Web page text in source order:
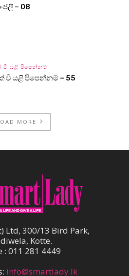
– 08
වී යළි පිපෙන්නම්
වී යළි පිපෙන්නම් – 55
MORE
Ltd, 300/13 Bird Park,
Kotte.
: 011 281 4449
info@smartlady.lk